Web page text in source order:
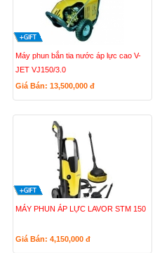
Máy phun bắn tia nước áp lực cao V-
JET VJ150/3.0
Giá Bán: 13,500,000 đ
MÁY PHUN ÁP LỰC LAVOR STM 150
Giá Bán: 4,150,000 đ